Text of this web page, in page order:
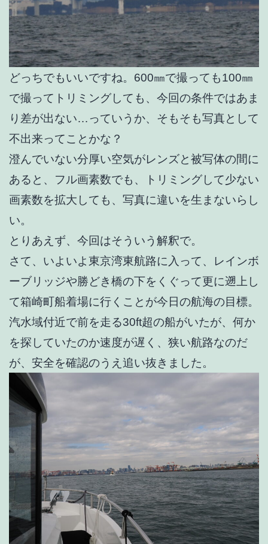
どっちでもいいですね。600㎜で撮っても100㎜
で撮ってトリミングしても、今回の条件ではあま
り差が出ない…っていうか、そもそも写真として
不出来ってことかな？
澄んでいない分厚い空気がレンズと被写体の間に
あると、フル画素数でも、トリミングして少ない
画素数を拡大しても、写真に違いを生まないらし
い。
とりあえず、今回はそういう解釈で。
さて、いよいよ東京湾東航路に入って、レインボ
ーブリッジや勝どき橋の下をくぐって更に遡上し
て箱崎町船着場に行くことが今日の航海の目標。
汽水域付近で前を走る30ft超の船がいたが、何か
を探していたのか速度が遅く、狭い航路なのだ
が、安全を確認のうえ追い抜きました。